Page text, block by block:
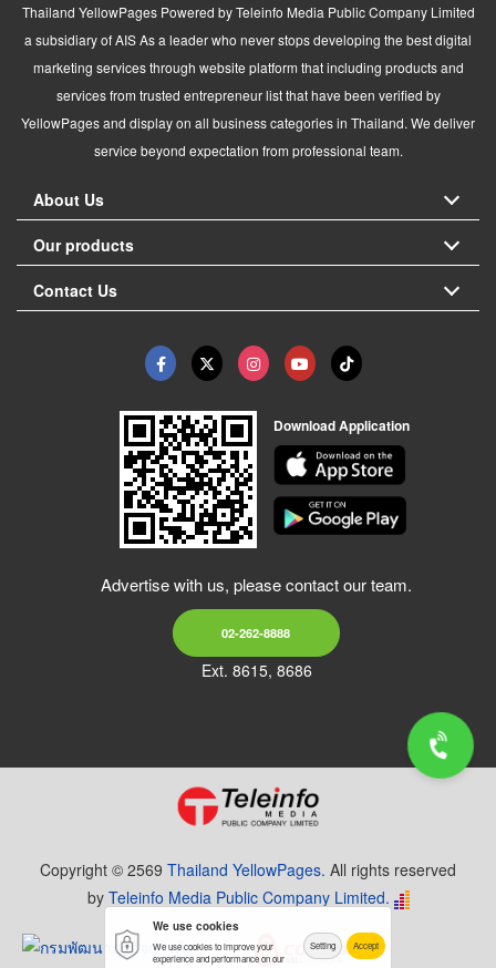
Thailand YellowPages Powered by Teleinfo Media Public Company Limited
a subsidiary of AIS As a leader who never stops developing the best digital
marketing services through website platform that including products and
services from trusted entrepreneur list that have been verified by
YellowPages and display on all business categories in Thailand. We deliver
service beyond expectation from professional team.
About Us
Our products
Contact Us
Download Application
Advertise with us, please contact our team.
02-262-8888
Ext. 8615, 8686
Copyright © 2569 Thailand YellowPages. All rights reserved
by Teleinfo Media Public Company Limited.
We use cookies
We use cookies to improve your
experience and performance on our
Setting Accept